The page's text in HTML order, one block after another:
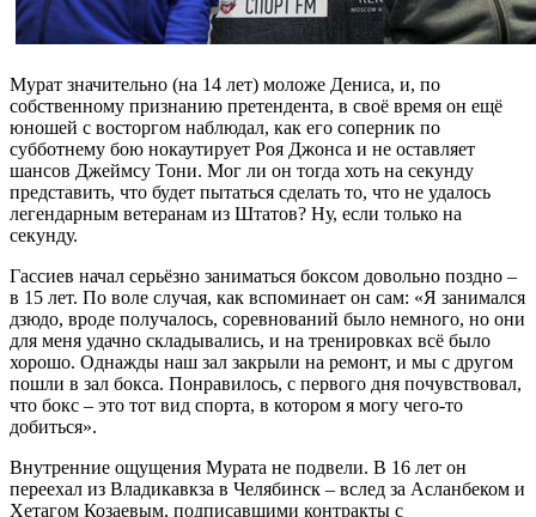
Мурат значительно (на 14 лет) моложе Дениса, и, по
собственному признанию претендента, в своё время он ещё
юношей с восторгом наблюдал, как его соперник по
субботнему бою нокаутирует Роя Джонса и не оставляет
шансов Джеймсу Тони. Мог ли он тогда хоть на секунду
представить, что будет пытаться сделать то, что не удалось
легендарным ветеранам из Штатов? Ну, если только на
секунду.
Гассиев начал серьёзно заниматься боксом довольно поздно –
в 15 лет. По воле случая, как вспоминает он сам: «Я занимался
дзюдо, вроде получалось, соревнований было немного, но они
для меня удачно складывались, и на тренировках всё было
хорошо. Однажды наш зал закрыли на ремонт, и мы с другом
пошли в зал бокса. Понравилось, с первого дня почувствовал,
что бокс – это тот вид спорта, в котором я могу чего-то
добиться».
Внутренние ощущения Мурата не подвели. В 16 лет он
переехал из Владикавкза в Челябинск – вслед за Асланбеком и
Хетагом Козаевым, подписавшими контракты с